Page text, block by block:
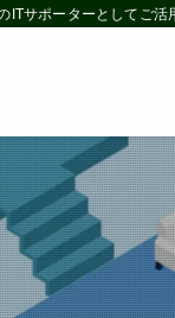
サポーターとしてご活